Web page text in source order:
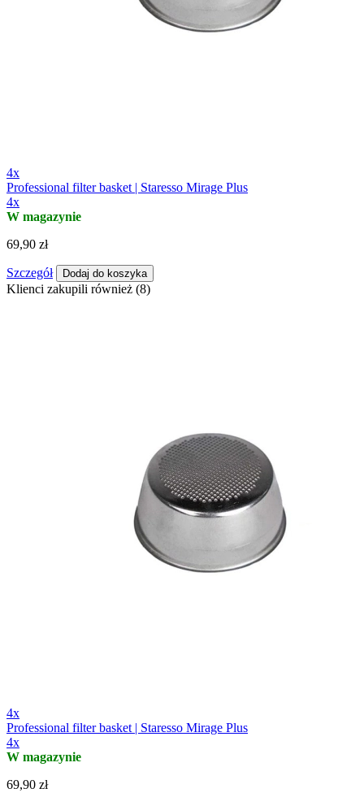
4x
Professional filter basket | Staresso Mirage Plus
4x
W magazynie
69,90 zł
Szczegół Dodaj do koszyka
Klienci zakupili również (8)
4x
Professional filter basket | Staresso Mirage Plus
4x
W magazynie
69,90 zł